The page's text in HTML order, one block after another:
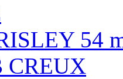
54
CREUX